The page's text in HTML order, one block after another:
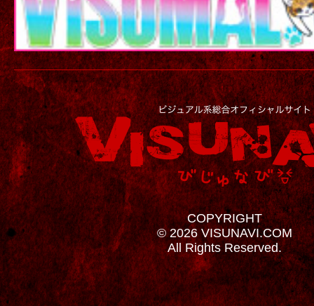
COPYRIGHT
© 2026 VISUNAVI.COM
All Rights Reserved.